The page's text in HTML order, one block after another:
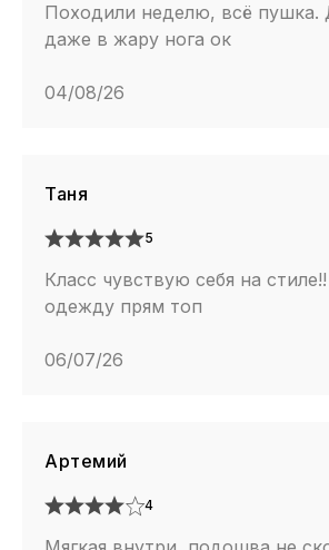
Походили неделю, всё
даже в жару нога ок
04/08/26
Таня
5
Класс чувствую себя на
одежду прям топ
06/07/26
Артемий
4